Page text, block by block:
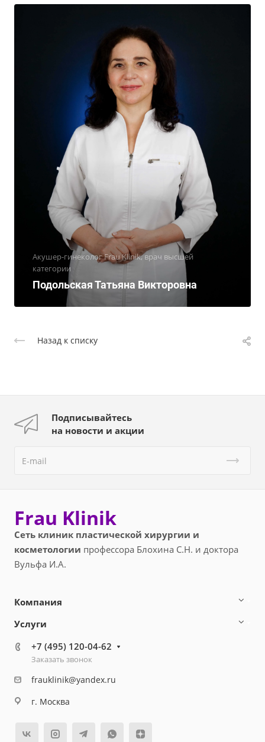
Акушер-гинеколог Frau Klinik, врач высшей
категории
Подольская Татьяна Викторовна
Назад к списку
Подписывайтесь
на новости и акции
Frau Klinik
Сеть клиник пластической хирургии и
косметологии профессора Блохина С.Н. и доктора
Вульфа И.А.
Компания
Услуги
+7 (495) 120-04-62
Заказать звонок
frauklinik@yandex.ru
г. Москва